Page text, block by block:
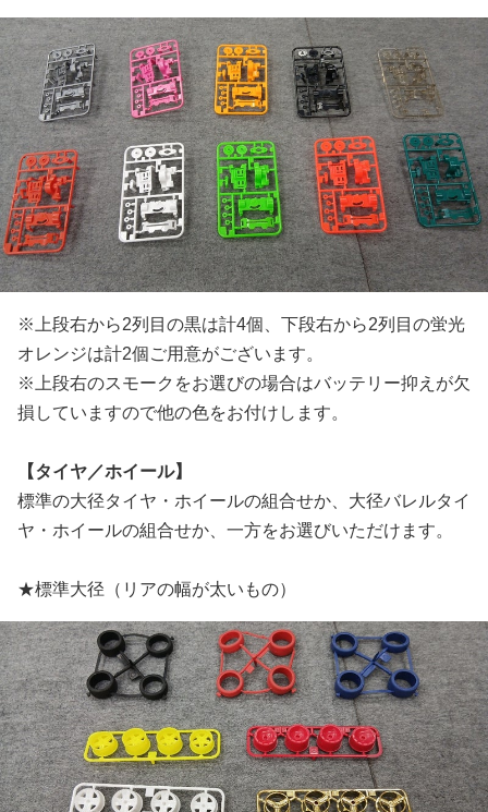
※上段右から2列目の黒は計4個、下段右から2列目の蛍光
オレンジは計2個ご用意がございます。
※上段右のスモークをお選びの場合はバッテリー抑えが欠
損していますので他の色をお付けします。
【タイヤ／ホイール】
標準の大径タイヤ・ホイールの組合せか、大径バレルタイ
ヤ・ホイールの組合せか、一方をお選びいただけます。
★標準大径（リアの幅が太いもの）